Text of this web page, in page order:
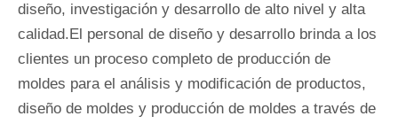
diseño, investigación y desarrollo de alto nivel y alta
calidad.El personal de diseño y desarrollo brinda a los
clientes un proceso completo de producción de
moldes para el análisis y modificación de productos,
diseño de moldes y producción de moldes a través de